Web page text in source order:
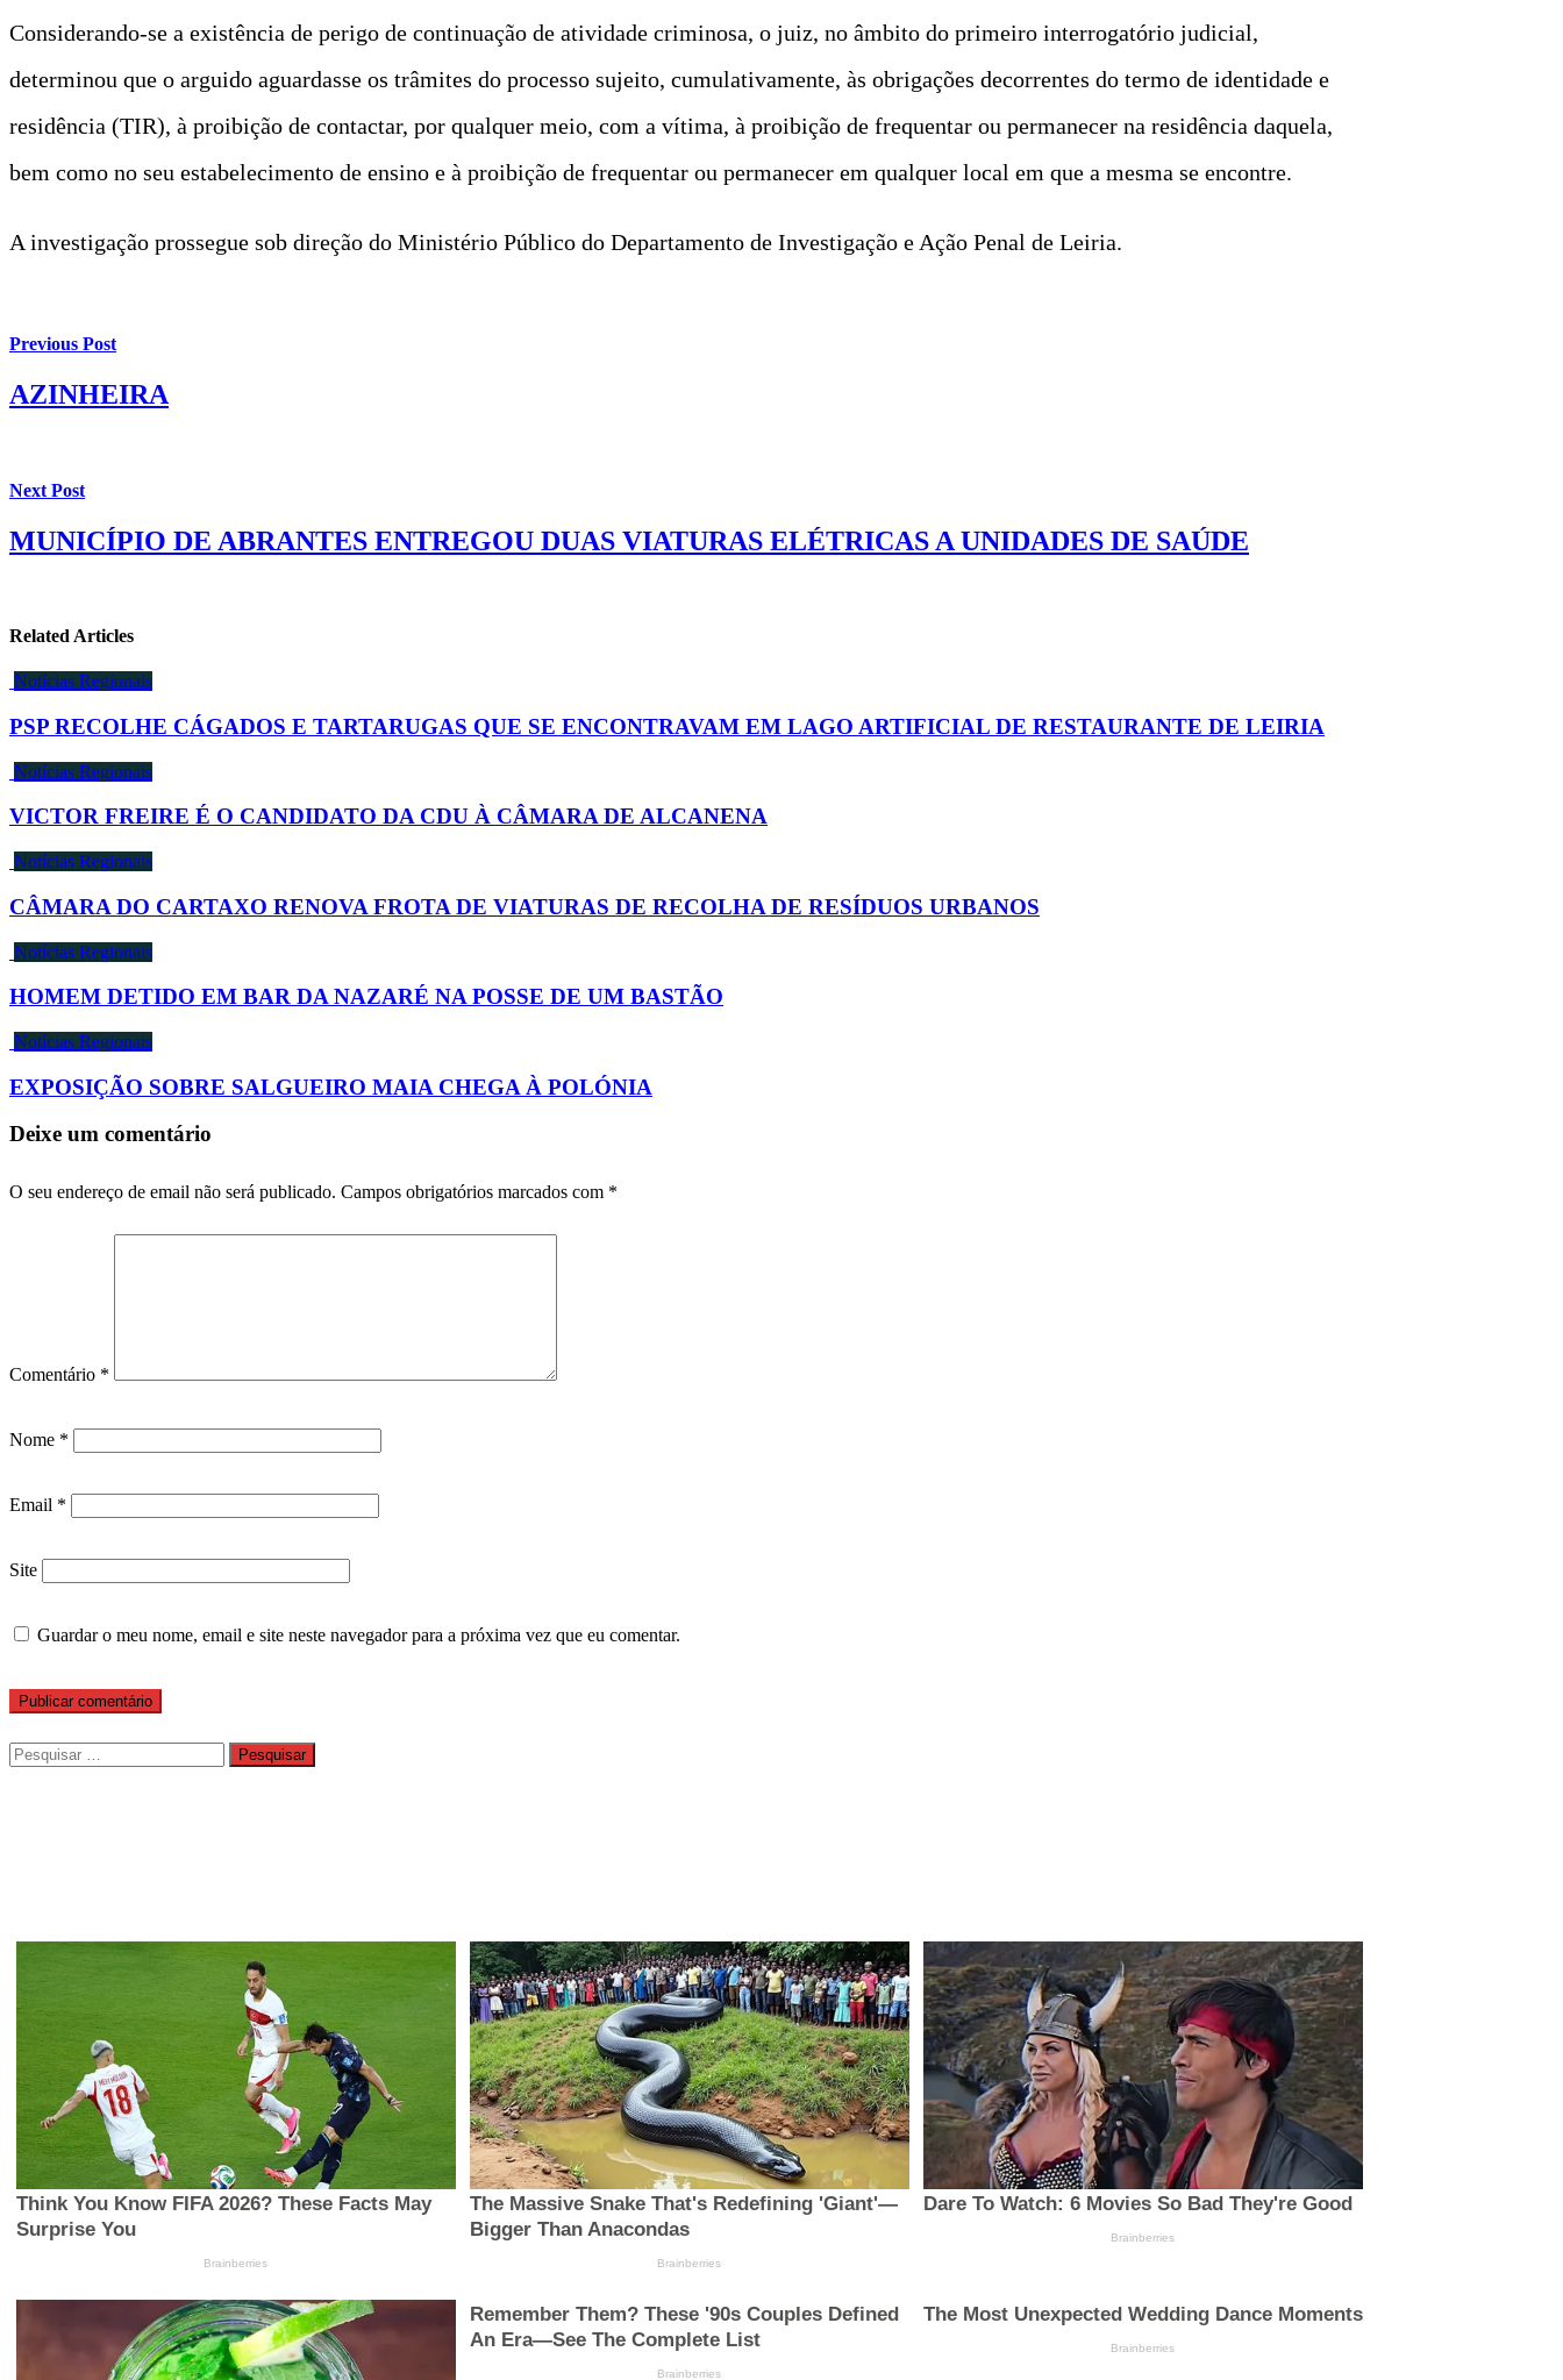
Considerando-se a existência de perigo de continuação de atividade criminosa, o juiz, no âmbito do primeiro interrogatório judicial,
determinou que o arguido aguardasse os trâmites do processo sujeito, cumulativamente, às obrigações decorrentes do termo de identidade e
residência (TIR), à proibição de contactar, por qualquer meio, com a vítima, à proibição de frequentar ou permanecer na residência daquela,
bem como no seu estabelecimento de ensino e à proibição de frequentar ou permanecer em qualquer local em que a mesma se encontre.
A investigação prossegue sob direção do Ministério Público do Departamento de Investigação e Ação Penal de Leiria.
Previous Post
AZINHEIRA
Next Post
MUNICÍPIO DE ABRANTES ENTREGOU DUAS VIATURAS ELÉTRICAS A UNIDADES DE SAÚDE
Related Articles
Notícias Regionais
PSP RECOLHE CÁGADOS E TARTARUGAS QUE SE ENCONTRAVAM EM LAGO ARTIFICIAL DE RESTAURANTE DE LEIRIA
Notícias Regionais
VICTOR FREIRE É O CANDIDATO DA CDU À CÂMARA DE ALCANENA
Notícias Regionais
CÂMARA DO CARTAXO RENOVA FROTA DE VIATURAS DE RECOLHA DE RESÍDUOS URBANOS
Notícias Regionais
HOMEM DETIDO EM BAR DA NAZARÉ NA POSSE DE UM BASTÃO
Notícias Regionais
EXPOSIÇÃO SOBRE SALGUEIRO MAIA CHEGA À POLÓNIA
Deixe um comentário
O seu endereço de email não será publicado. Campos obrigatórios marcados com *
Comentário *
Nome *
Email *
Site
Guardar o meu nome, email e site neste navegador para a próxima vez que eu comentar.
Pesquisar
por: